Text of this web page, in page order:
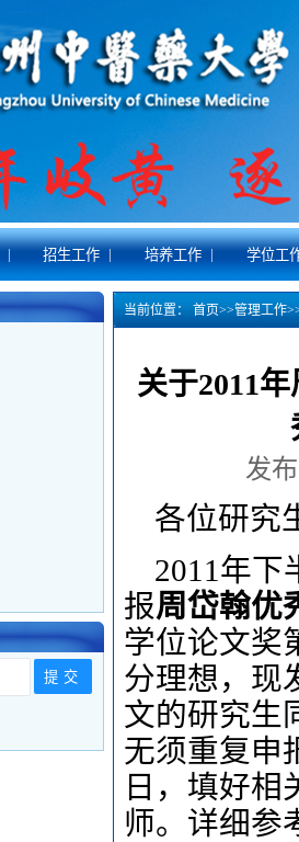
| 招生工作 | 培养工作 | 学位工
当前位置： 首页>>管理工作
关于2011
发
各位研究
2011年下
报周岱翰优
学位论文奖
分理想，现
文的研究生
无须重复申
日，填好相
师。详细参